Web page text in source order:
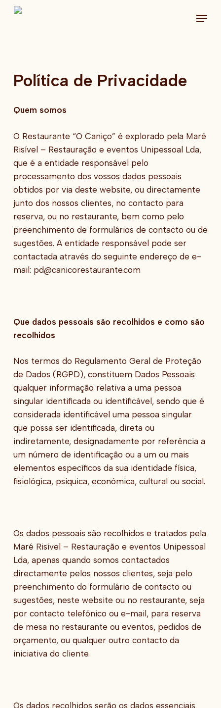
Skip
Menu
Política de Privacidade
Quem somos
O Restaurante “O Caniço” é explorado pela Maré
Risível – Restauração e eventos Unipessoal Lda,
que é a entidade responsável pelo
processamento dos vossos dados pessoais
obtidos por via deste website, ou directamente
junto dos nossos clientes, no contacto para
reserva, ou no restaurante, bem como pelo
preenchimento de formulários de contacto ou de
sugestões. A entidade responsável pode ser
contactada através do seguinte endereço de e-
mail: pd@canicorestaurante.com
Que dados pessoais são recolhidos e como são
recolhidos
Nos termos do Regulamento Geral de Proteção
de Dados (RGPD), constituem Dados Pessoais
qualquer informação relativa a uma pessoa
singular identificada ou identificável, sendo que é
considerada identificável uma pessoa singular
que possa ser identificada, direta ou
indiretamente, designadamente por referência a
um número de identificação ou a um ou mais
elementos específicos da sua identidade física,
fisiológica, psíquica, económica, cultural ou social.
Os dados pessoais são recolhidos e tratados pela
Maré Risível – Restauração e eventos Unipessoal
Lda, apenas quando somos contactados
directamente pelos nossos clientes, seja pelo
preenchimento do formulário de contacto ou
sugestões, neste website ou no restaurante, seja
por contacto telefónico ou e-mail, para reserva
de mesa no restaurante ou eventos, pedidos de
orçamento, ou qualquer outro contacto da
iniciativa do cliente.
Os dados recolhidos serão os dados essenciais